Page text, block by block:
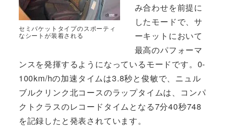
セミバケットタイプのスポーティ
なシートが装着される
み合わせを前提に
したモードで、サ
ーキットにおいて
最高のパフォーマ
ンスを発揮するようになっているモードです。0-
100km/hの加速タイムは3.8秒と俊敏で、ニュル
ブルクリンク北コースのラップタイムは、コンパ
クトクラスのレコードタイムとなる7分40秒748
を記録したと発表されています。